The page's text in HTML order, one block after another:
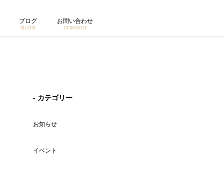
ブログ
BLOG
お問い合わせ
CONTACT
- カテゴリー
お知らせ
イベント